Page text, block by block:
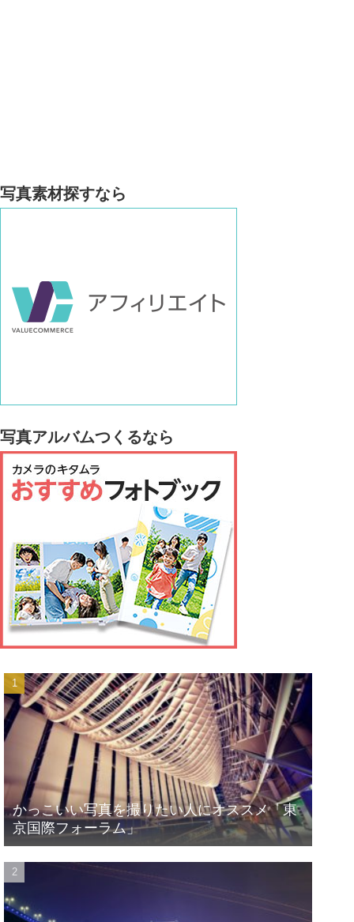
写真素材探すなら
写真アルバムつくるなら
かっこいい写真を撮りたい人にオススメ「東
京国際フォーラム」